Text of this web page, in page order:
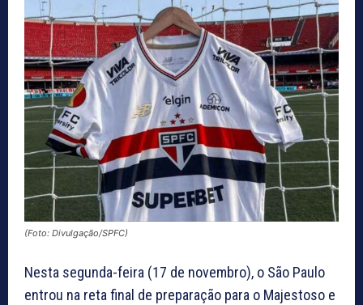
(Foto: Divulgação/SPFC)
Nesta segunda-feira (17 de novembro), o São Paulo
entrou na reta final de preparação para o Majestoso e